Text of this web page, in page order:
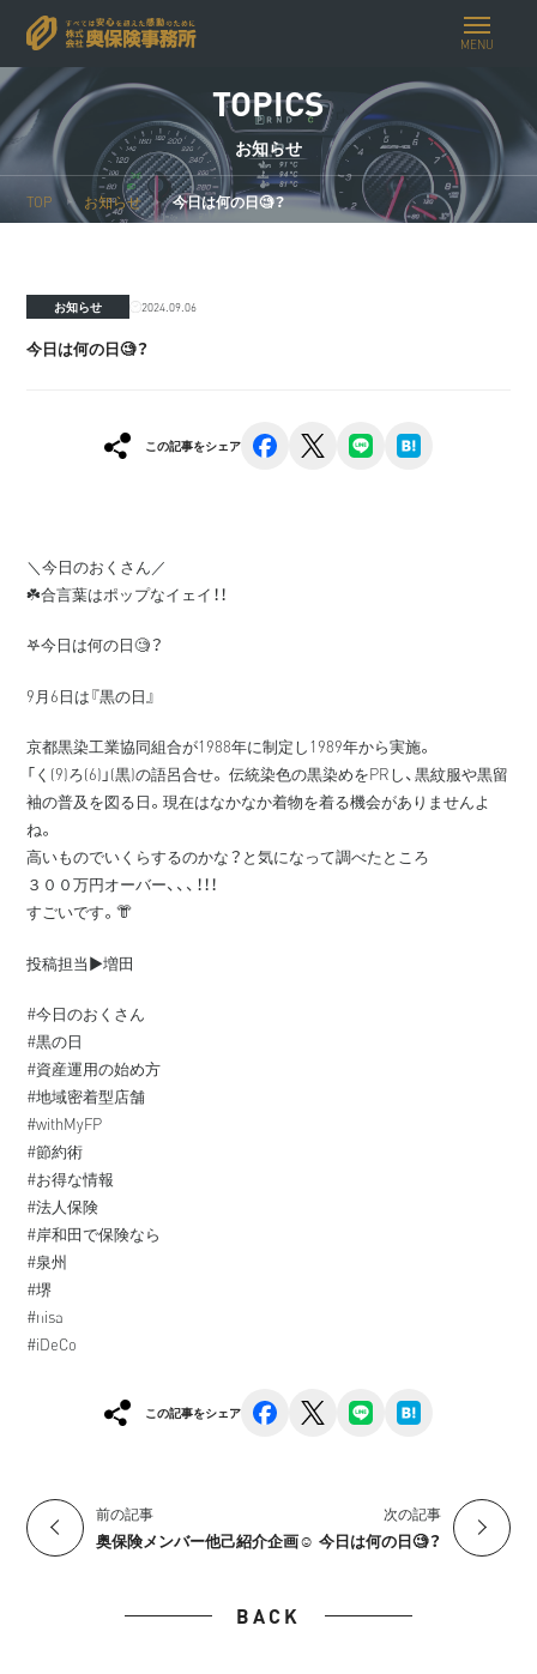
MENU
TOPICS
お知らせ
TOP お知らせ 今日は何の日🧐？
お知らせ 2024.09.06
今日は何の日🧐？
この記事をシェア facebook line
＼今日のおくさん／
☘️合言葉はポップなイェイ！！
𖤐今日は何の日🧐？
9月6日は『黒の日』
京都黒染工業協同組合が1988年に制定し1989年から実施。
「く(9)ろ(6)」(黒)の語呂合せ。 伝統染色の黒染めをPRし、黒紋服や黒留
袖の普及を図る日。現在はなかなか着物を着る機会がありませんよ
ね。
高いものでいくらするのかな？と気になって調べたところ
３００万円オーバー、、、！！！
すごいです。👘
投稿担当▶️増田
#今日のおくさん
#黒の日
#資産運用の始め方
#地域密着型店舗
#withMyFP
#節約術
#お得な情報
#法人保険
#岸和田で保険なら
#泉州
#堺
#nisa
#iDeCo
この記事をシェア facebook line
前の記事
奥保険メンバー他己紹介企画☺️
次の記事
今日は何の日🧐？
BACK